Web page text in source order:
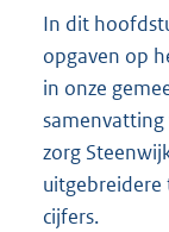
In dit
opgaven op
in onze
samenvatting
zorg
uitgebreidere
cijfers.